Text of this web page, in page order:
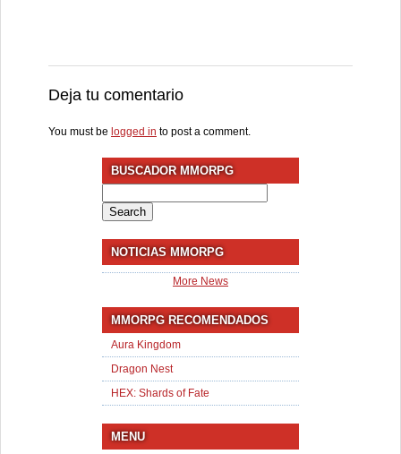
Deja tu comentario
You must be logged in to post a comment.
BUSCADOR MMORPG
for:
NOTICIAS MMORPG
More News
MMORPG RECOMENDADOS
Aura Kingdom
Dragon Nest
HEX: Shards of Fate
MENU